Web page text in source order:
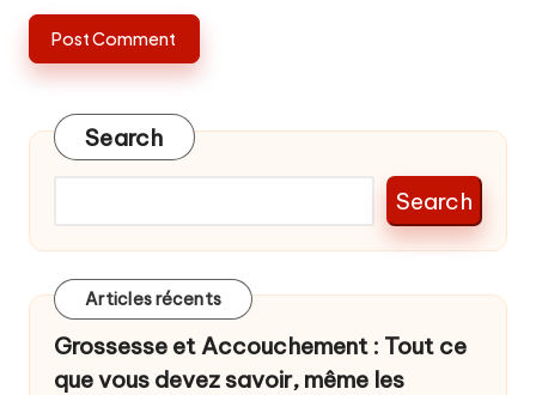
Search
Search
Articles récents
Grossesse et Accouchement : Tout ce
que vous devez savoir, même les